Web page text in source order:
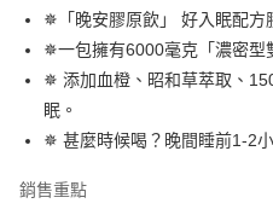
Google Pay
全盈+PAY
AFTEE先享後付
相關說明
AFTEE先享後付是「在收到商品之後
ATM付款
✵「晚安膠原飲」 好入眠配方
✵一包擁有6000毫克「濃密型
✵ 添加血橙、昭和草萃取、
眠。
✵ 甚麼時候喝？晚間睡前1-2
銷售重點